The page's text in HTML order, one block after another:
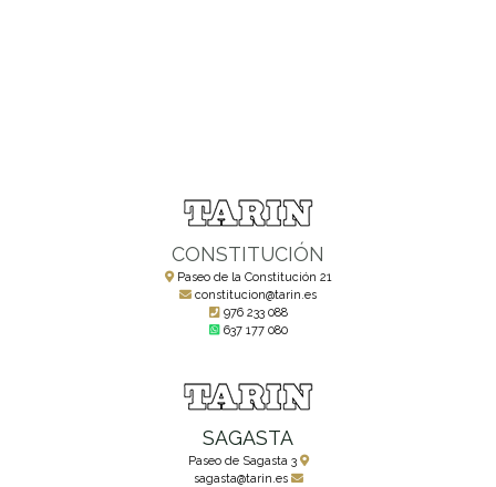
CONSTITUCIÓN
Paseo de la Constitución 21
constitucion@tarin.es
976 233 088
637 177 080
SAGASTA
Paseo de Sagasta 3
sagasta@tarin.es